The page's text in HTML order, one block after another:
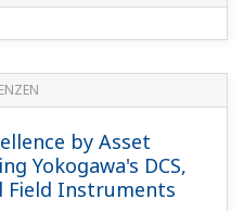
by Asset
Yokogawa's DCS,
Field Instruments